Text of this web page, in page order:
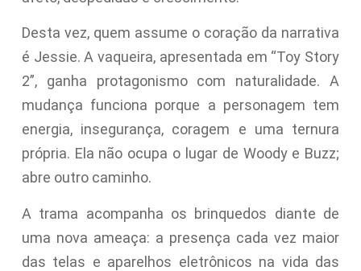
Desta vez, quem assume o coração da narrativa
é Jessie. A vaqueira, apresentada em “Toy Story
2”, ganha protagonismo com naturalidade. A
mudança funciona porque a personagem tem
energia, insegurança, coragem e uma ternura
própria. Ela não ocupa o lugar de Woody e Buzz;
abre outro caminho.
A trama acompanha os brinquedos diante de
uma nova ameaça: a presença cada vez maior
das telas e aparelhos eletrônicos na vida das